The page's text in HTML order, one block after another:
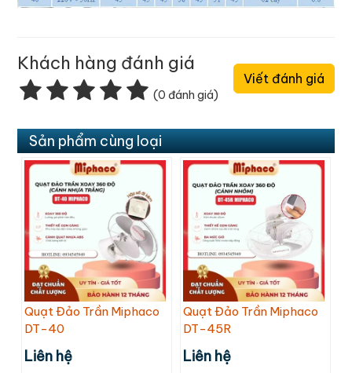
Khách hàng đánh giá
(0 đánh giá)
Viết đánh giá
Sản phẩm cùng loại
Quạt Đảo Trần Miphaco
DT-40
Liên hệ
Quạt Đảo Trần Miphaco
DT-45R
Liên hệ